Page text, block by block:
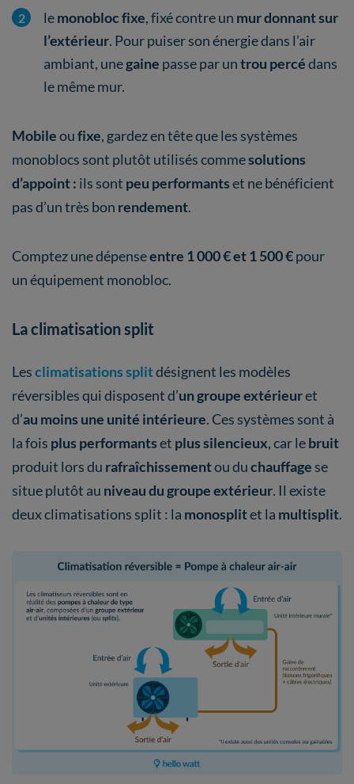
lemonobloc fixe, fixé contre un mur donnant sur
l’extérieur. Pour puiser son énergie dans l’air
ambiant, unegaine passe par untrou percédans
le même mur.
Mobileoufixe, gardez en tête que les systèmes
monoblocs sont plutôt utilisés commesolutions
d’appoint : ils sont peu performantset ne bénéficient
pas d’un très bon rendement.
Comptez une dépenseentre 1 000 € et 1 500 €pour
un équipement monobloc.
La climatisation split
Lesclimatisations splitdésignent les modèles
réversibles qui disposent d’un groupe extérieuret
d’au moins une unité intérieure. Ces systèmes sont à
la fois plus performantset plus silencieux, car lebruit
produit lors du rafraîchissementou duchauffage se
situe plutôt au niveau du groupe extérieur. Il existe
deux climatisations split : la monosplitet la multisplit.